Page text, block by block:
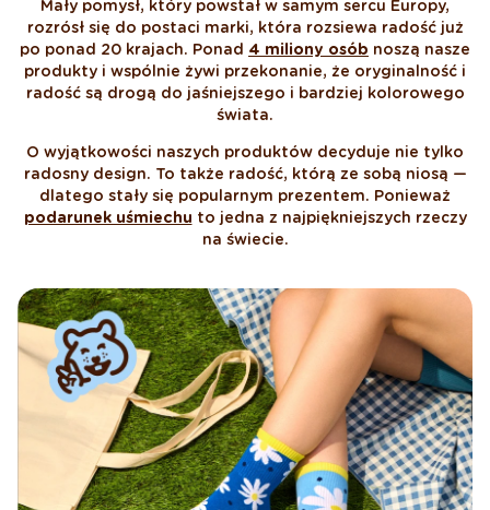
Mały pomysł, który powstał w samym sercu Europy,
rozrósł się do postaci marki, która rozsiewa radość już
po ponad 20 krajach. Ponad 4 miliony osób noszą nasze
produkty i wspólnie żywi przekonanie, że oryginalność i
radość są drogą do jaśniejszego i bardziej kolorowego
świata.
O wyjątkowości naszych produktów decyduje nie tylko
radosny design. To także radość, którą ze sobą niosą —
dlatego stały się popularnym prezentem. Ponieważ
podarunek uśmiechu to jedna z najpiękniejszych rzeczy
na świecie.